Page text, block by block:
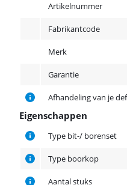
Artikelnummer
Fabrikantcode
Merk
Garantie
Afhandeling van je
Eigenschappen
Eigenschappen
Type bit-/ borenset
Type boorkop
Aantal stuks